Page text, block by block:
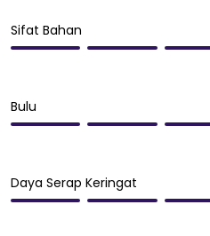
Sifat Bahan
Bulu
Daya Serap Keringat